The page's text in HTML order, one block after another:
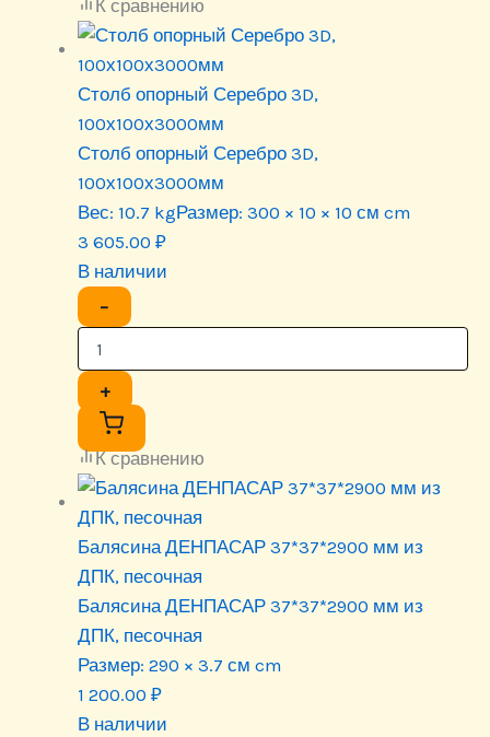
К сравнению
Столб опорный Серебро 3D,
100х100х3000мм
Столб опорный Серебро 3D,
100х100х3000мм
Вес: 10.7 kgРазмер: 300 × 10 × 10 см cm
3 605.00 ₽
В наличии
−
+
К сравнению
Балясина ДЕНПАСАР 37*37*2900 мм из
ДПК, песочная
Балясина ДЕНПАСАР 37*37*2900 мм из
ДПК, песочная
Размер: 290 × 3.7 см cm
1 200.00 ₽
В наличии